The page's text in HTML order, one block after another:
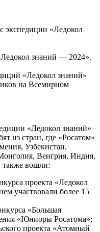
экспедиции «Ледокол
знаний — 2024».
«Ледокол знаний»
на Всемирном
«Ледокол знаний»
из стран, где «Росатом»
Узбекистан,
Венгрия, Индия,
вошли:
проекта «Ледокол
участвовали более 15
«Большая
«Юниоры Росатома»;
проекта «Атомный